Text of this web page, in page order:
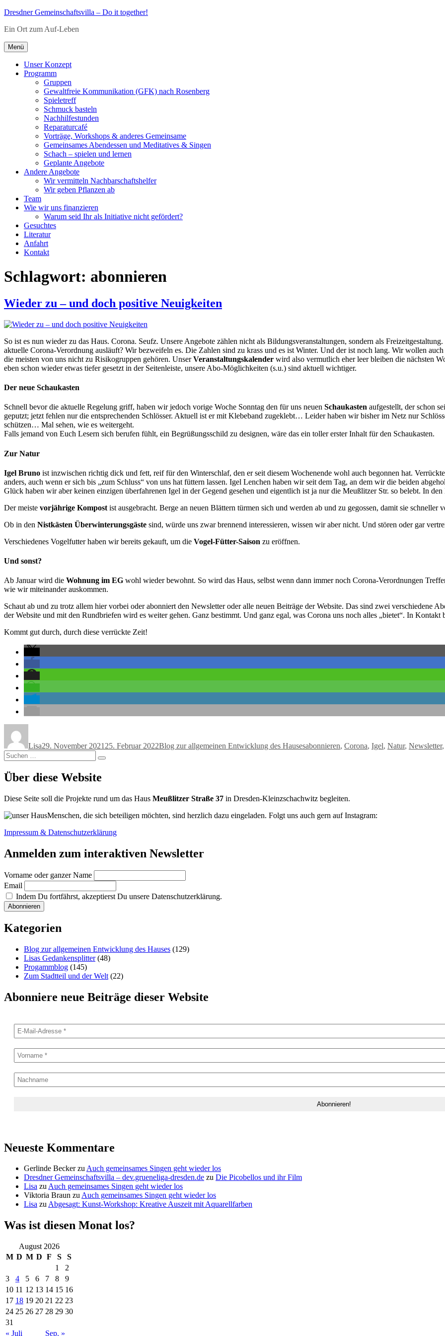
Zum
springen
Dresdner Gemeinschaftsvilla – Do it together!
Ein Ort zum Auf-Leben
Menü
Unser Konzept
Programm
Gruppen
Gewaltfreie Kommunikation (GFK) nach Rosenberg
Spieletreff
Schmuck basteln
Nachhilfestunden
Reparaturcafé
Vorträge, Workshops & anderes Gemeinsame
Gemeinsames Abendessen und Meditatives & Singen
Schach – spielen und lernen
Geplante Angebote
Andere Angebote
Wir vermitteln Nachbarschaftshelfer
Wir geben Pflanzen ab
Team
Wie wir uns finanzieren
Warum seid Ihr als Initiative nicht gefördert?
Gesuchtes
Literatur
Anfahrt
Kontakt
Schlagwort: abonnieren
Wieder zu – und doch positive Neuigkeiten
So ist es nun wieder zu das Haus. Corona. Seufz. Unsere Angebote zählen nicht als Bildungsveranstaltungen, sondern als
aktuelle Corona-Verordnung ausläuft? Wir bezweifeln es. Die Zahlen sind zu krass und es ist Winter. Und der ist noch lang. Wir wollen
die meisten von uns nicht zu Risikogruppen gehören. UnserVeranstaltungskalender wird also vermutlich eher leer bleiben die nächsten
eben schon wieder etwas tiefer gesetzt in der Seitenleiste, unsere Abo-Möglichkeiten (s.u.) sind aktuell wichtiger.
Der neue Schaukasten
Schnell bevor die aktuelle Regelung griff, haben wir jedoch vorige Woche Sonntag den für uns neuen Schaukasten aufgestellt, der schon
geputzt; jetzt fehlen nur die entsprechenden Schlösser. Aktuell ist er mit Klebeband zugeklebt… Leider haben wir bisher im Netz nur
schützen… Mal sehen, wie es weitergeht.
Falls jemand von Euch Lesern sich berufen fühlt, ein Begrüßungsschild zu designen, wäre das ein toller erster Inhalt für den Schaukasten.
Zur Natur
Igel Bruno ist inzwischen richtig dick und fett, reif für den Winterschlaf, den er seit diesem Wochenende wohl auch begonnen hat.
anders, auch wenn er sich bis „zum Schluss“ von uns hat füttern lassen. Igel Lenchen haben wir seit dem Tag, an dem wir die beiden
Glück haben wir aber keinen einzigen überfahrenen Igel in der Gegend gesehen und eigentlich ist ja nur die Meußlitzer Str. so belebt. In
Der meiste vorjährige Kompost ist ausgebracht. Berge an neuen Blättern türmen sich und werden ab und zu gegossen, damit sie schneller
Ob in den Nistkästen Überwinterungsgäste sind, würde uns zwar brennend interessieren, wissen wir aber nicht. Und stören oder gar
Verschiedenes Vogelfutter haben wir bereits gekauft, um die Vogel-Fütter-Saison zu eröffnen.
Und sonst?
Ab Januar wird die Wohnung im EG wohl wieder bewohnt. So wird das Haus, selbst wenn dann immer noch Corona-Verordnungen
wie wir miteinander auskommen.
Schaut ab und zu trotz allem hier vorbei oder abonniert den Newsletter oder alle neuen Beiträge der Website. Das sind zwei verschiedene
der Website und mit den Rundbriefen wird es weiter gehen. Ganz bestimmt. Und ganz egal, was Corona uns noch alles „bietet“. In
Kommt gut durch, durch diese verrückte Zeit!
Lisa29. November 2021 25. Februar 2022Blog zur allgemeinen Entwicklung des Hausesabonnieren, Corona, Igel, Natur, Newsletter,
Suchen
nach:
Suchen
Über diese Website
Diese Seite soll die Projekte rund um das Haus Meußlitzer Straße 37 in Dresden-Kleinzschachwitz begleiten.
Menschen, die sich beteiligen möchten, sind herzlich dazu eingeladen. Folgt uns auch gern auf Instagram:
Impressum & Datenschutzerklärung
Anmelden zum interaktiven Newsletter
Vorname oder ganzer Name
Email
Indem Du fortfährst, akzeptierst Du unsere Datenschutzerklärung.
Kategorien
Blog zur allgemeinen Entwicklung des Hauses (129)
Lisas Gedankensplitter(48)
Progammblog (145)
Zum Stadtteil und der Welt (22)
Abonniere neue Beiträge dieser Website
Neueste Kommentare
Gerlinde BeckerzuAuch gemeinsames Singen geht wieder los
Dresdner Gemeinschaftsvilla – dev.grueneliga-dresden.de zu Die Picobellos und ihr Film
Lisa zuAuch gemeinsames Singen geht wieder los
Viktoria Braun zuAuch gemeinsames Singen geht wieder los
Lisa zuAbgesagt: Kunst-Workshop: Kreative Auszeit mit Aquarellfarben
Was ist diesen Monat los?
August 2026
M D M D F S
S
1
2
3
4 5 6 7 8
9
10 11 12 13 14 15 16
17 18 19 20 21 22 23
24 25 26 27 28 29 30
31
« Juli
Sep. »